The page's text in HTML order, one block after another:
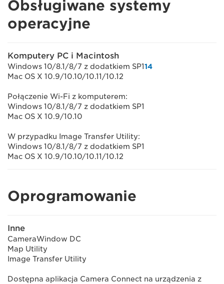
Obsługiwane systemy
operacyjne
Komputery PC i Macintosh
Windows 10/8.1/8/7 z dodatkiem SP114
Mac OS X 10.9/10.10/10.11/10.12
Połączenie Wi-Fi z komputerem:
Windows 10/8.1/8/7 z dodatkiem SP1
Mac OS X 10.9/10.10
W przypadku Image Transfer Utility:
Windows 10/8.1/8/7 z dodatkiem SP1
Mac OS X 10.9/10.10/10.11/10.12
Oprogramowanie
Inne
CameraWindow DC
Map Utility
Image Transfer Utility
Dostępna aplikacja Camera Connect na urządzenia z